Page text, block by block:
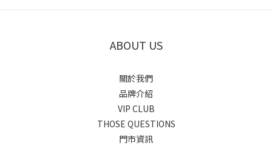
ABOUT US
關於我們
品牌介紹
VIP CLUB
THOSE QUESTIONS
門市資訊